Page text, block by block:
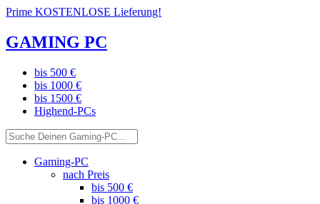
Prime KOSTENLOSE Lieferung!
GAMING PC
bis 500 €
bis 1000 €
bis 1500 €
Highend-PCs
Gaming-PC
nach Preis
bis 500 €
bis 1000 €